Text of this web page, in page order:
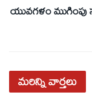
యువగళం ముగింపు
మరిన్నివార్తలు